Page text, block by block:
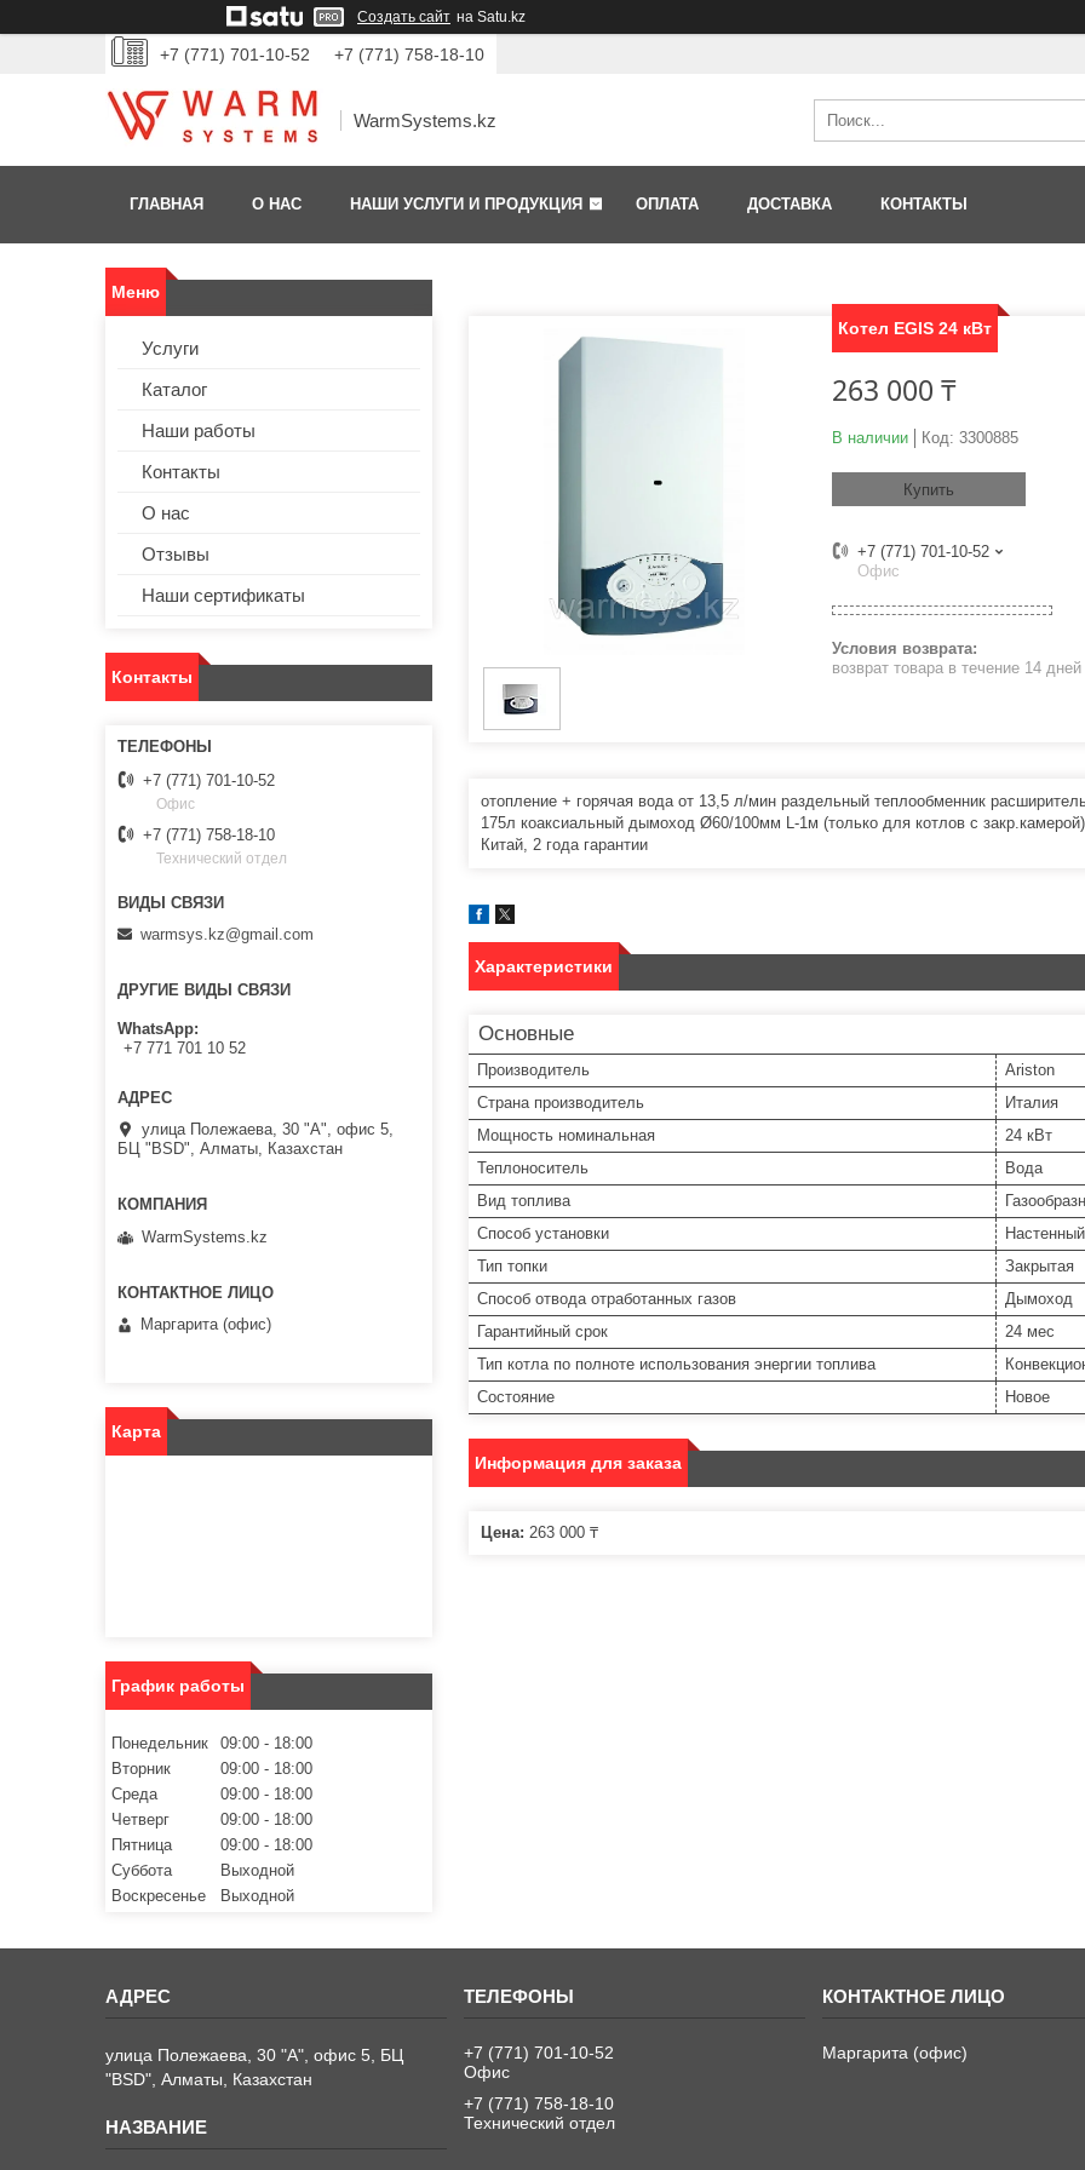
Создать сайт на Satu.kz
+7 (771) 701-10-52 +7 (771) 758-18-10
WarmSystems.kz
ГЛАВНАЯ О НАС НАШИ УСЛУГИ И ПРОДУКЦИЯ ОПЛАТА ДОСТАВКА КОНТАКТЫ
Котел EGIS 24 кВт
263 000 ₸
В наличии Код: 3300885
Купить
+7 (771) 701-10-52
Офис
возврат товара в течение 14 дней
отопление + горячая вода от 13,5 л/мин раздельный теплообменник
175л коаксиальный дымоход Ø60/100мм L-1м (только для котлов с
Китай, 2 года гарантии
Характеристики
Основные
Производитель
Ariston
Страна производитель
Италия
Мощность номинальная
24 кВт
Теплоноситель
Вода
Вид топлива
Способ установки
Настенный
Тип топки
Закрытая
Способ отвода отработанных газов
Дымоход
Гарантийный срок
24 мес
Тип котла по полноте использования энергии топлива
Состояние
Новое
Информация для заказа
Цена: 263 000 ₸
Услуги
Каталог
Наши работы
Контакты
О нас
Отзывы
Наши сертификаты
Контакты
+7 (771) 701-10-52
Офис
+7 (771) 758-18-10
Технический отдел
warmsys.kz@gmail.com
ДРУГИЕ ВИДЫ СВЯЗИ
WhatsApp
+7 771 701 10 52
улица Полежаева, 30 "А", офис 5,
БЦ "BSD", Алматы, Казахстан
WarmSystems.kz
Маргарита (офис)
Карта
График работы
Понедельник 09:00
18:00
Вторник
09:00
18:00
Среда
09:00
18:00
Четверг
09:00
18:00
Пятница
09:00
18:00
Суббота
Выходной
Воскресенье
Выходной
улица Полежаева, 30 "А", офис 5, БЦ
"BSD", Алматы, Казахстан
+7 (771) 701-10-52
Офис
+7 (771) 758-18-10
Технический отдел
Маргарита (офис)